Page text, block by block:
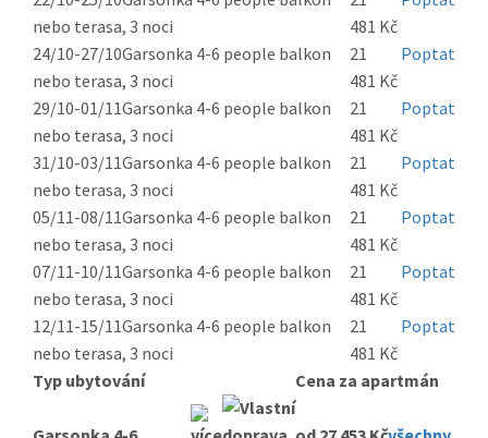
nebo terasa, 3 noci
481 Kč
24/10-27/10Garsonka 4-6 people balkon
nebo terasa, 3 noci
21
481 Kč
Poptat
29/10-01/11Garsonka 4-6 people balkon
nebo terasa, 3 noci
21
481 Kč
Poptat
31/10-03/11Garsonka 4-6 people balkon
nebo terasa, 3 noci
21
481 Kč
Poptat
05/11-08/11Garsonka 4-6 people balkon
nebo terasa, 3 noci
21
481 Kč
Poptat
07/11-10/11Garsonka 4-6 people balkon
nebo terasa, 3 noci
21
481 Kč
Poptat
12/11-15/11Garsonka 4-6 people balkon
nebo terasa, 3 noci
21
481 Kč
Poptat
Typ ubytování Cena za apartmán